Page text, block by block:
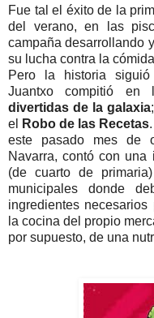
Fue tal el éxito de la
del verano, en las
campaña desarrollando
su lucha contra la
Pero la historia
Juantxo compitió en
divertidas de la galaxia
el
Robo de las Recetas
este pasado mes de
Navarra, contó con
(de cuarto de
municipales donde
ingredientes
la cocina del propio
por supuesto, de una